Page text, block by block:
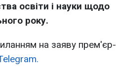
освіти і науки щодо
року.
на заяву прем'єр-